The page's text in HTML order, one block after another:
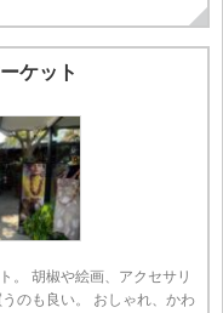
ケット
。 胡椒や絵画、アクセサリ
のも良い。 おしゃれ、かわ